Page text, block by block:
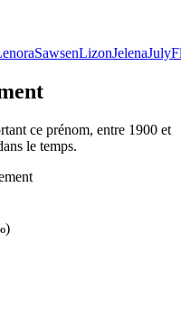
SawsenLizonJelenaJuly
ce prénom, entre 1900 et
le temps.